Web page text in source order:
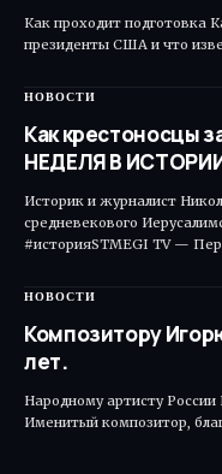
Как проходит подготовка
президенты США и что
НОВОСТИ
Как крестоносцы
НЕДЕЛЯ В
Историк и журналист
средневекового
#историяSTMEGI TV —
НОВОСТИ
Композитору
лет.
Народному артисту России
Именитый композитор,